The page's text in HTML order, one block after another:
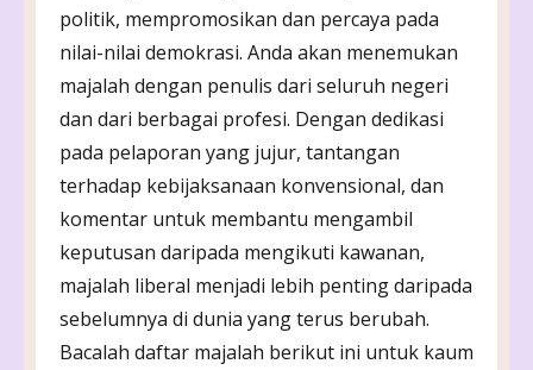
politik, mempromosikan dan percaya pada
nilai-nilai demokrasi. Anda akan menemukan
majalah dengan penulis dari seluruh negeri
dan dari berbagai profesi. Dengan dedikasi
pada pelaporan yang jujur, tantangan
terhadap kebijaksanaan konvensional, dan
komentar untuk membantu mengambil
keputusan daripada mengikuti kawanan,
majalah liberal menjadi lebih penting daripada
sebelumnya di dunia yang terus berubah.
Bacalah daftar majalah berikut ini untuk kaum